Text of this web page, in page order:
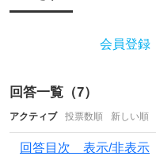
、
の
タ
モ
会員登録
回答一覧（7）
アクティブ 投票数順 新しい順
回答目次 表示/非表示